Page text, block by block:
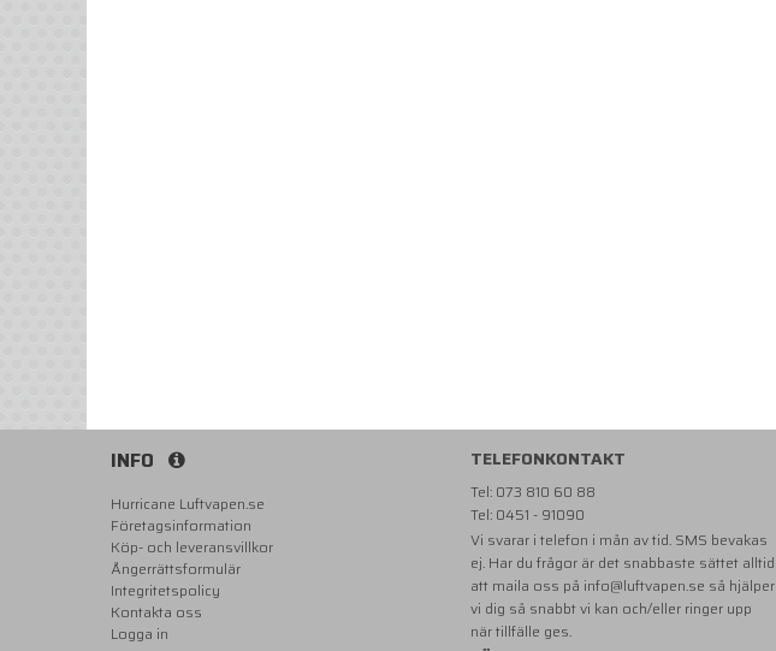
INFO
Hurricane Luftvapen.se
Företagsinformation
Köp- och leveransvillkor
Ångerrättsformulär
Integritetspolicy
Kontakta oss
Logga in
TELEFONKONTAKT
Tel: 073 810 60 88
Tel: 0451 - 91090
Vi svarar i telefon i mån av tid. SMS bevakas
ej. Har du frågor är det snabbaste sättet alltid
att maila oss på info@luftvapen.se så hjälper
vi dig så snabbt vi kan och/eller ringer upp
när tillfälle ges.